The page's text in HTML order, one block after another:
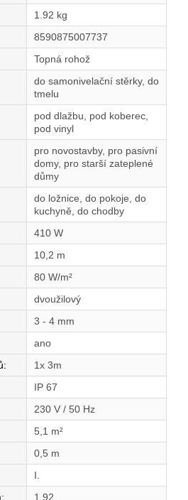
1.92 kg
8590875007737
Topná rohož
do samonivelační stěrky, do
tmelu
pod dlažbu, pod koberec,
pod vinyl
pro novostavby, pro pasivní
domy, pro starší zateplené
důmy
do ložnice, do pokoje, do
kuchyně, do chodby
410 W
10,2 m
80 W/m²
dvoužilový
3 - 4 mm
ano
:
1x 3m
IP 67
230 V / 50 Hz
5,1 m²
0,5 m
I.
: 1,92